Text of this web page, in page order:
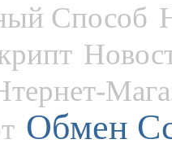
Способ
Обмен